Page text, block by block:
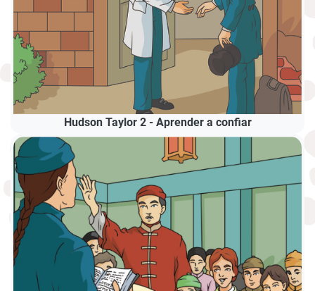
Hudson Taylor 2 - Aprender a confiar